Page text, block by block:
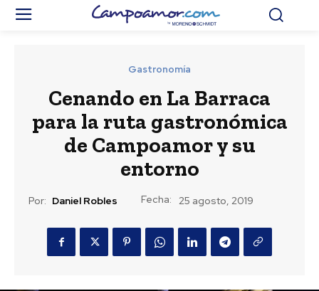
Gastronomía
Cenando en La Barraca
para la ruta gastronómica
de Campoamor y su
entorno
Por: Daniel Robles Fecha: 25 agosto, 2019